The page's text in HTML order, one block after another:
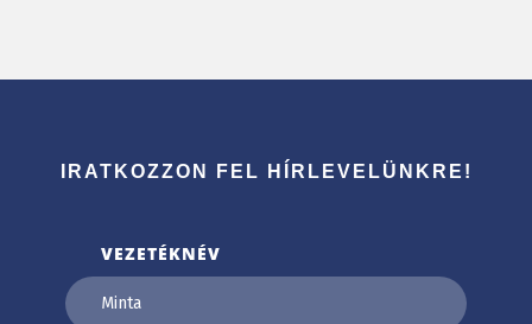
IRATKOZZON FEL HÍRLEVELÜNKRE!
VEZETÉKNÉV